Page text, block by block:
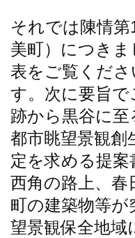
それでは陳情
美町）につき
表をご覧くだ
す。次に要旨
跡から黒谷に
都市眺望景観創
定を求める提
西角の路上、春
町の建築物等
望景観保全地